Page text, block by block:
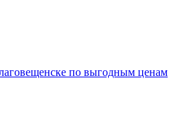
по выгодным ценам